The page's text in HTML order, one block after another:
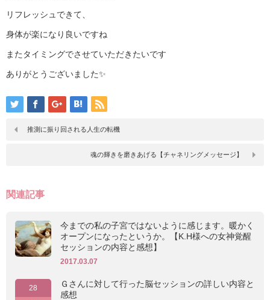
リフレッシュできて、
身体が楽になり良いですね
またタイミングでさせていただきたいです
ありがとうございました✨️
推測に振り回される人生の転機
魂の輝きを磨きあげる【チャネリングメッセージ】
関連記事
今までの私の子宮ではないように感じます。暖かく
オープンになったというか。【K.H様への女神覚醒
セッションの内容と感想】
2017.03.07
28
Ｇさんに対して行った脳セッションの詳しい内容と
感想